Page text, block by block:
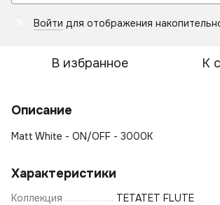
Войти для отображения
В избранное К
Описание
Matt White - ON/OFF - 3000K
Характеристики
Коллекция TETATET FLUTE